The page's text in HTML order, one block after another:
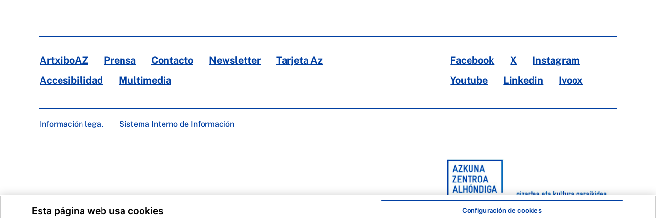
ArtxiboAZ Prensa Contacto Newsletter
Tarjeta Az
Accesibilidad
Multimedia
Facebook X
Instagram
Youtube
Linkedin Ivoox
Información legal Sistema Interno de Información
Esta página web usa cookies Configuración de cookies